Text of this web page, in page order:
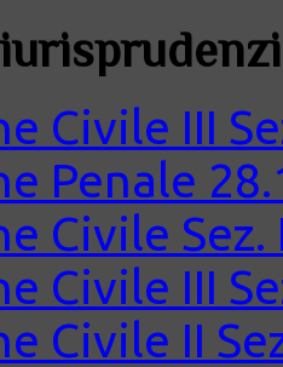
Civile III
Penale
Civile
Civile III
Civile II